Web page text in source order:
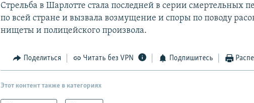
Стрельба в Шарлотте стала последней в серии смертельных
по всей стране и вызвала возмущение и споры по поводу
нищеты и полицейского произвола.
Поделиться Читать без VPN Подпишитесь
Этот контент также в категориях